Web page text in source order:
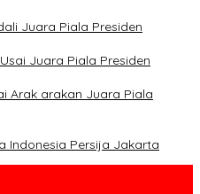
Juara Piala Presiden
Juara Piala Presiden
Arak arakan Juara Piala
Indonesia Persija Jakarta